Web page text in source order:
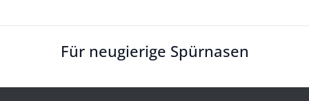
Für neugierige Spürnasen